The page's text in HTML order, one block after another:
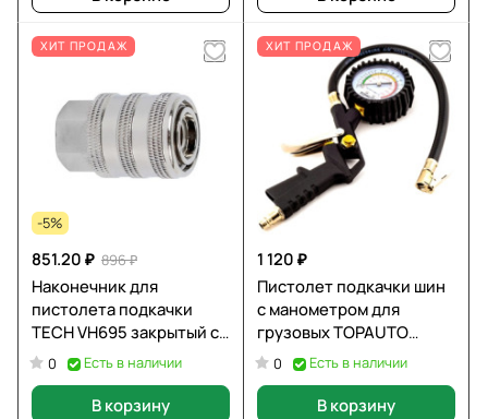
ХИТ ПРОДАЖ
-5%
851.20 ₽ 896 ₽
Наконечник для
пистолета подкачки
TECH VH695 закрытый с
зажимом для вентелей
0 Есть в наличии
В корзину
ХИТ ПРОДАЖ
1 120 ₽
Пистолет подкачки шин
с манометром для
грузовых TOPAUTO
14450
0 Есть в наличии
В корзину